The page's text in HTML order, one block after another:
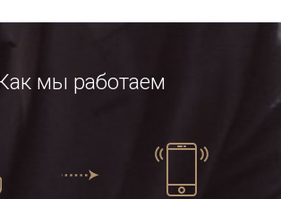
мы работаем